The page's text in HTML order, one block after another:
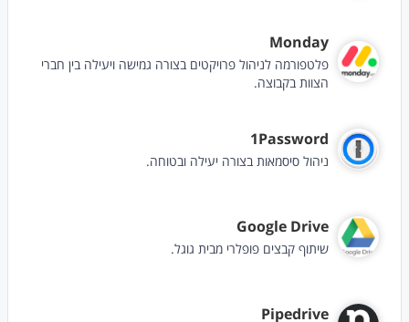
Monday
פלטפורמה לניהול פרויקטים בצורה גמישה ויעילה בין חברי
הצוות בקבוצה.
1Password
ניהול סיסמאות בצורה יעילה ובטוחה.
Google Drive
שיתוף קבצים פופלרי מבית גוגל.
Pipedrive